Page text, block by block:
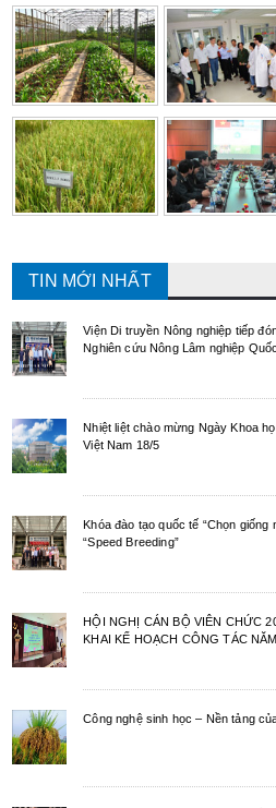
TIN MỚI NHẤT
Viện Di truyền Nông nghiệp tiếp
Nghiên cứu Nông Lâm nghiệp
Nhiệt liệt chào mừng Ngày Khoa
Việt Nam 18/5
Khóa đào tạo quốc tế “Chọn giống
“Speed Breeding”
HỘI NGHỊ CÁN BỘ VIÊN CHỨC
KHAI KẾ HOẠCH CÔNG TÁC
Công nghệ sinh học – Nền tảng